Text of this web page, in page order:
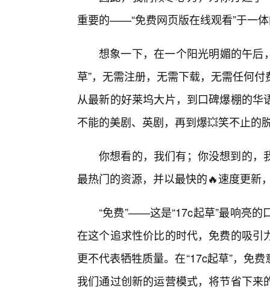
重要的——“免费网页版在线观看”于一
想象一下，在一个阳光明媚的午后
草”，无需注册，无需下载，无需任何
从最新的好莱坞大片，到口碑爆棚的
不能的美剧、英剧，再到爆💥笑不止的
你想看的，我们有；你没想到的，
最热门的资源，并以最快的🔥速度更新
“免费”——这是“17c起草”最响亮的
在这个追求性价比的时代，免费的吸
更不代表牺牲质量。在“17c起草”，免
我们通过创新的运营模式，将节省下